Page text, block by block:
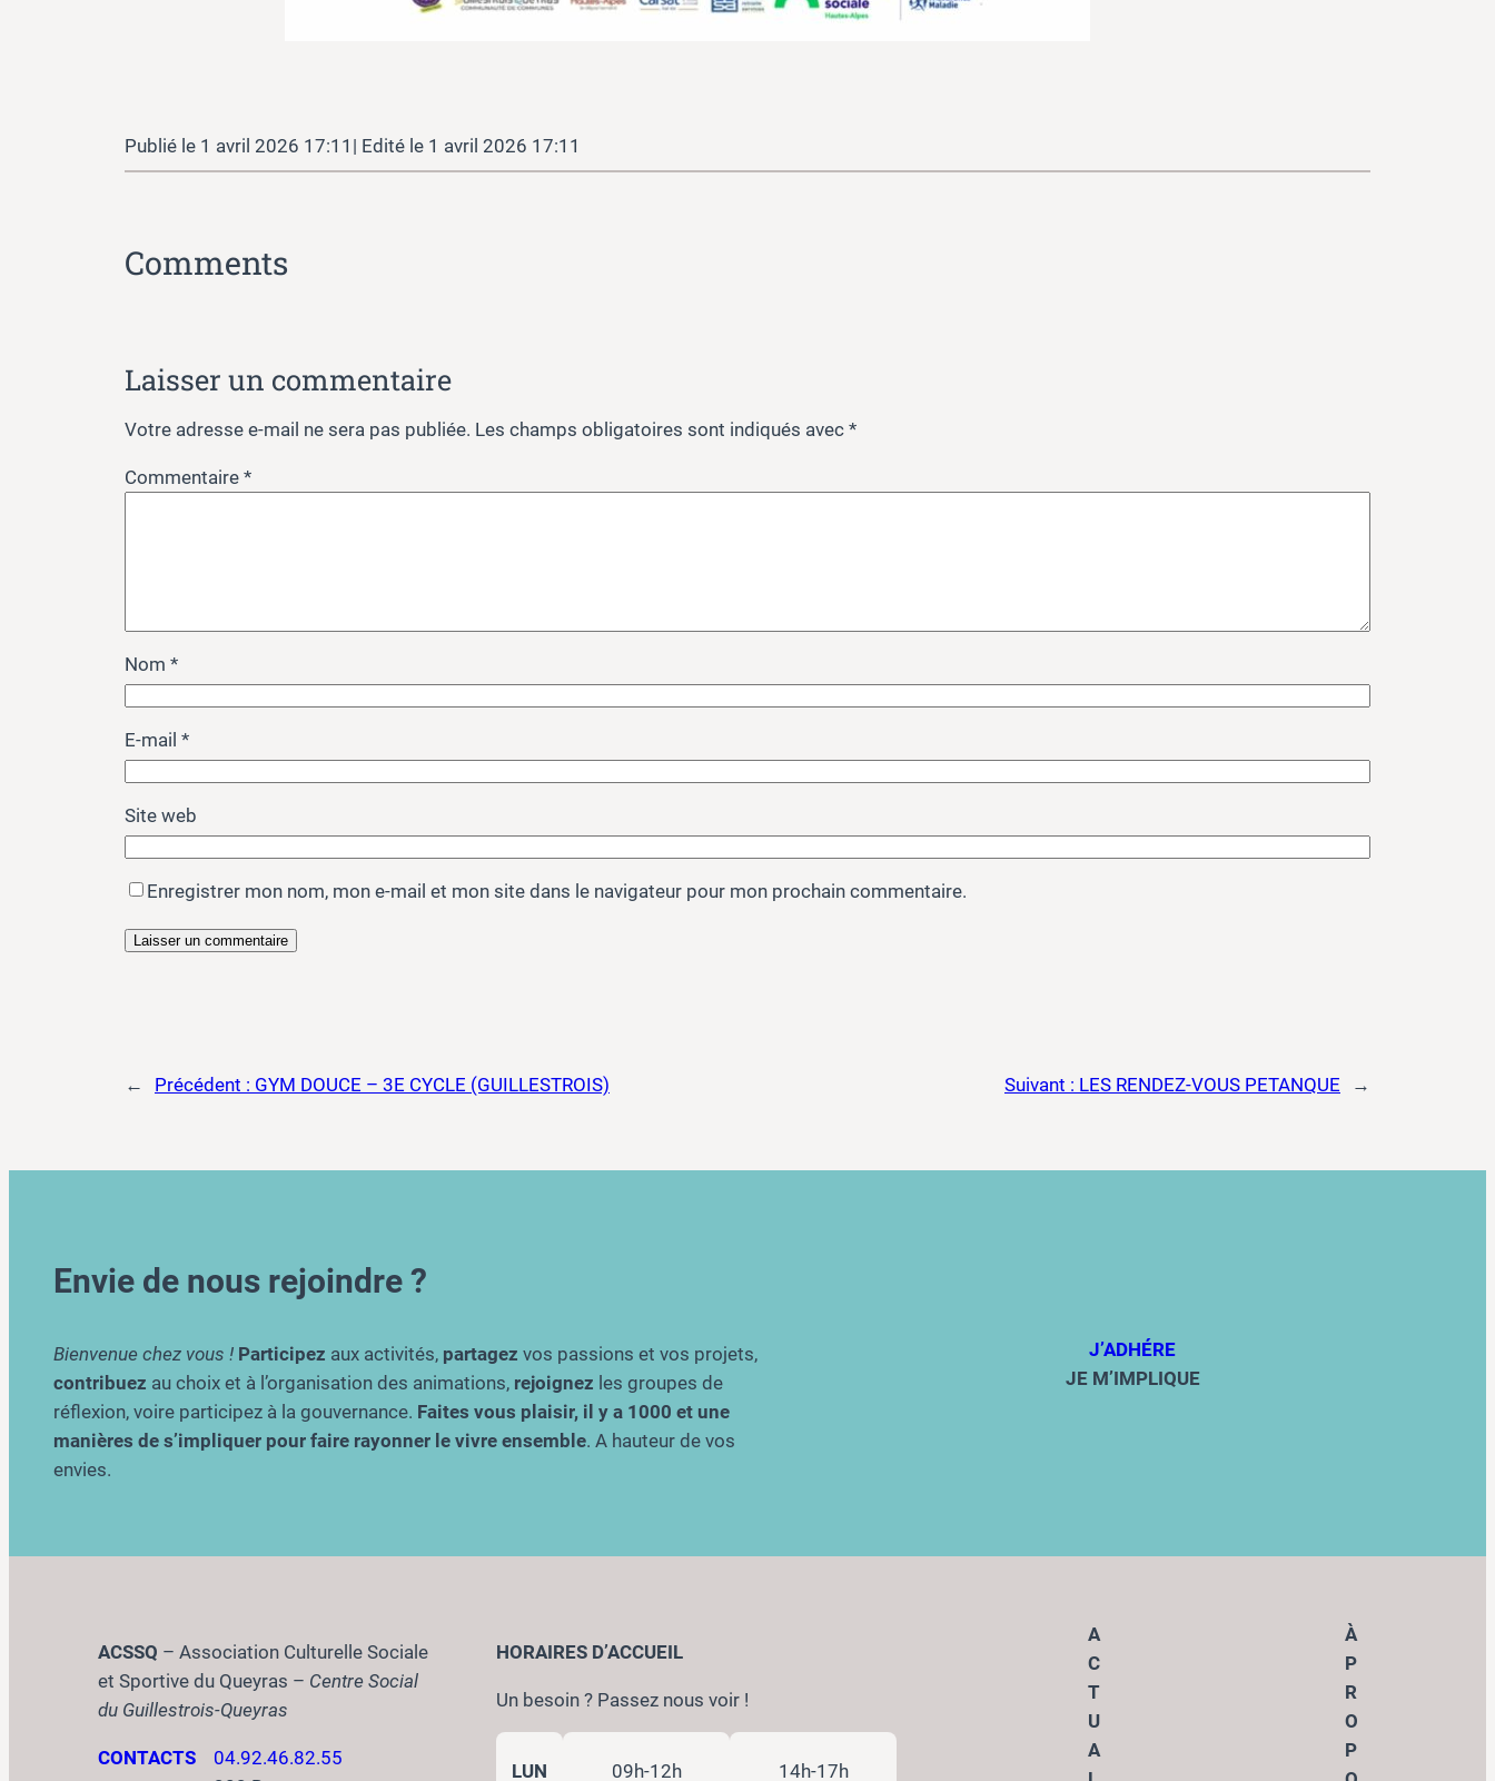
1 avril 2026 17:11 1 avril 2026 17:11
Comments
Laisser un commentaire
Votre adresse e-mail ne sera pas publiée. Les champs obligatoires sont indiqués avec *
Commentaire *
Nom *
E-mail *
Site web
Enregistrer mon nom, mon e-mail et mon site dans le navigateur pour mon prochain commentaire.
← Précédent : GYM DOUCE – 3E CYCLE (GUILLESTROIS) Suivant : LES RENDEZ-VOUS PETANQUE →
Envie de nous rejoindre ?
Bienvenue chez vous ! Participez aux activités, partagez vos passions et vos projets,
contribuez au choix et à l’organisation des animations, rejoignez les groupes de
réflexion, voire participez à la gouvernance. Faites vous plaisir, il y a 1000 et une
manières de s’impliquer pour faire rayonner le vivre ensemble. A hauteur de vos
envies.
J’ADHÉRE
JE M’IMPLIQUE
ACSSQ – Association Culturelle Sociale
et Sportive du Queyras – Centre Social
du Guillestrois-Queyras
CONTACTS
04.92.46.82.55
HORAIRES D’ACCUEIL
Un besoin ? Passez nous voir !
LUN 09h-12h 14h-17h
A
C
T
U
A
À
P
R
O
P